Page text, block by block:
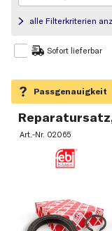
alle Filterkriterien
Sofort lieferbar
Art.-Nr. 02065